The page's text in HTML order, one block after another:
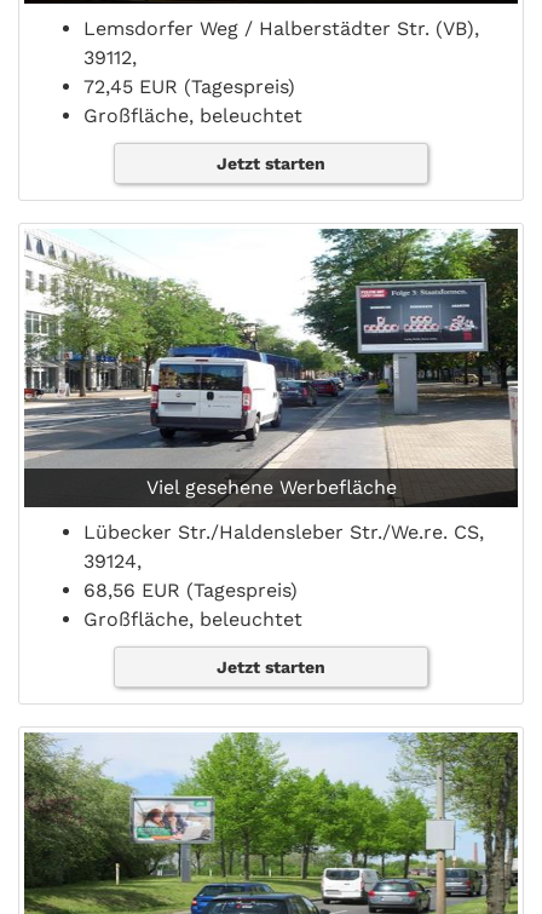
Lemsdorfer Weg / Halberstädter Str. (VB),
39112,
72,45 EUR (Tagespreis)
Großfläche, beleuchtet
Jetzt starten
Viel gesehene Werbefläche
Lübecker Str./Haldensleber Str./We.re. CS,
39124,
68,56 EUR (Tagespreis)
Großfläche, beleuchtet
Jetzt starten